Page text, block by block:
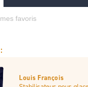
favoris
Louis François